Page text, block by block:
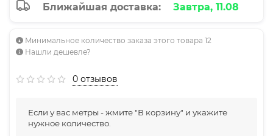
Ближайшая доставка: Завтра, 11.08
Минимальное количество заказа этого товара 12
Нашли дешевле?
0 отзывов
Если у вас метры - жмите "В корзину" и укажите
нужное количество.